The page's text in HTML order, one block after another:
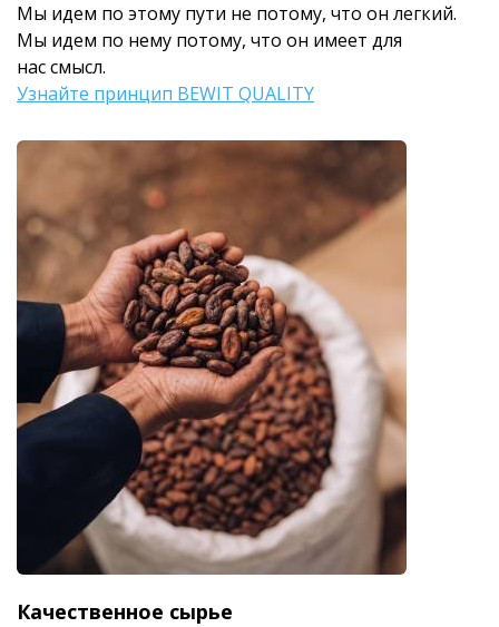
Мы идем по этому пути не потому, что он легкий.
Мы идем по нему потому, что он имеет для
нас смысл.
Узнайте принцип BEWIT QUALITY
Качественное сырье